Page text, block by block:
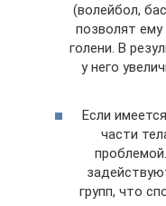
(волейбол,
позволят
голени. В
у него
Если
части
групп, что